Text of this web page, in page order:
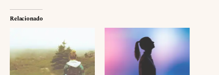
Relacionado